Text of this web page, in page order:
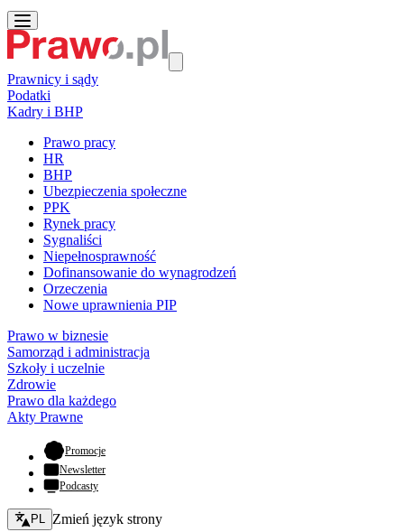
Prawnicy i sądy
Podatki
Kadry i BHP
Prawo pracy
HR
BHP
Ubezpieczenia społeczne
PPK
Rynek pracy
Sygnaliści
Niepełnosprawność
Dofinansowanie do wynagrodzeń
Orzeczenia
Nowe uprawnienia PIP
Prawo w biznesie
Samorząd i administracja
Szkoły i uczelnie
Zdrowie
Prawo dla każdego
Akty Prawne
Promocje- otwiera się w nowej karcie
Newsletter
Podcasty
Zmień język - bieżący:
PL Zmień język strony